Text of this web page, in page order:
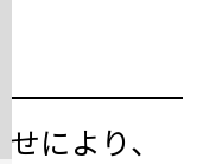
により、